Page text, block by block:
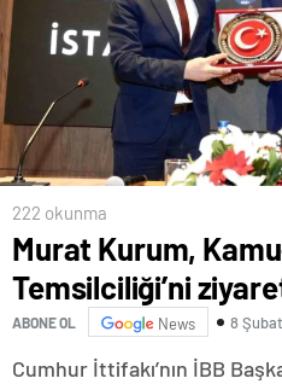
222 okunma
Murat Kurum,
Temsilciliği’ni
ABONE OL News 8
Cumhur İttifakı’nın İBB